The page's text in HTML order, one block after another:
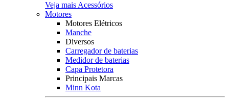
Veja mais Acessórios
Motores
Motores Elétricos
Manche
Diversos
Carregador de baterias
Medidor de baterias
Capa Protetora
Principais Marcas
Minn Kota